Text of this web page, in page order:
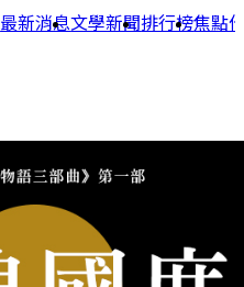
最新消息文學新聞排行榜焦點